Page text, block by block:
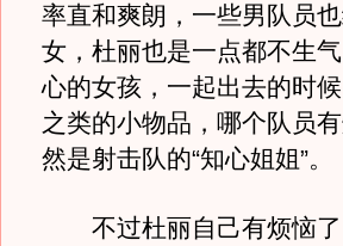
率直和爽朗，一些男队员
女，杜丽也是一点都不生
心的女孩，一起出去的时
之类的小物品，哪个队员
然是射击队的“知心姐姐”。
不过杜丽自己有烦恼了